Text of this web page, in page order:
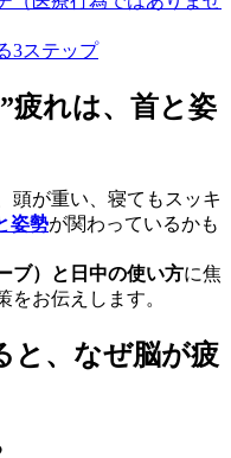
3ステップ
疲れは、首と姿
頭が重い、寝てもスッキ
姿勢が関わっているかも
ブ）と日中の使い方に焦
をお伝えします。
と、なぜ脳が疲